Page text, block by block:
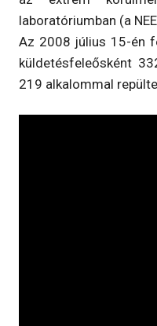
laboratóriumban (a
Az 2008 július 15-én
küldetésfeleősként
219 alkalommal